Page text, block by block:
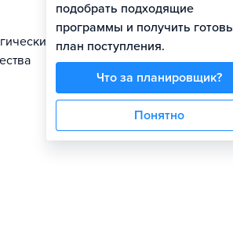
подобрать подходящие
программы и получить
план поступления.
Что за планировщик?
Понятно